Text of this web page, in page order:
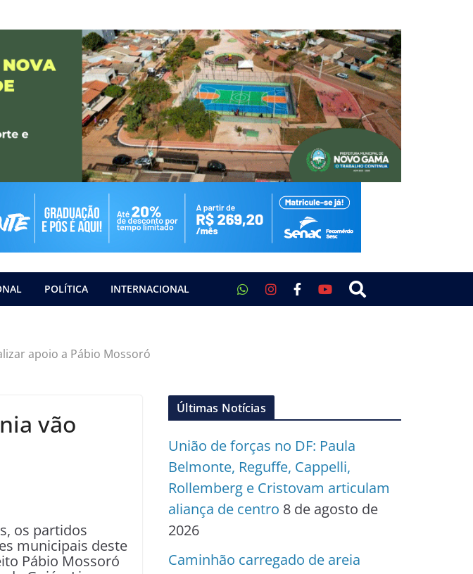
POLÍTICA INTERNACIONAL
apoio a Pábio Mossoró
vão
os partidos
municipais deste
Pábio Mossoró
Últimas Notícias
União de forças no DF: Paula
Belmonte, Reguffe, Cappelli,
Rollemberg e Cristovam articulam
aliança de centro 8 de agosto de
2026
Caminhão carregado de areia